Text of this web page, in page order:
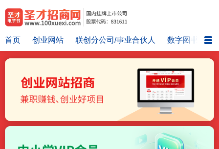
首页 创业网站 联创分公司/事业合伙人 数字图书馆